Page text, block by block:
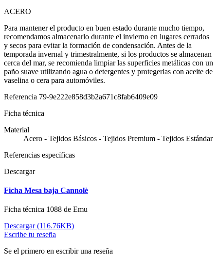
ACERO
Para mantener el producto en buen estado durante mucho tiempo,
recomendamos almacenarlo durante el invierno en lugares cerrados
y secos para evitar la formación de condensación. Antes de la
temporada invernal y trimestralmente, si los productos se almacenan
cerca del mar, se recomienda limpiar las superficies metálicas con un
paño suave utilizando agua o detergentes y protegerlas con aceite de
vaselina o cera para automóviles.
Referencia 79-9e222e858d3b2a671c8fab6409e09
Ficha técnica
Material
Acero - Tejidos Básicos - Tejidos Premium - Tejidos Estándar
Referencias específicas
Descargar
Ficha Mesa baja Cannolè
Ficha técnica 1088 de Emu
Descargar (116.76KB)
Escribe tu reseña
Se el primero en escribir una reseña